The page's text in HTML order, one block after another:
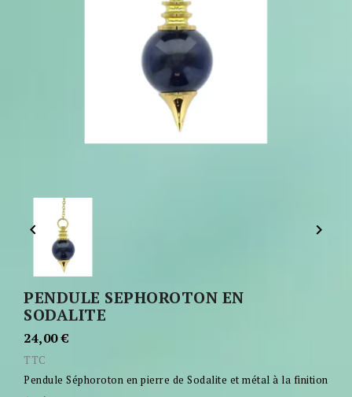
 
PENDULE SEPHOROTON EN
SODALITE
24,00 €
TTC
Pendule Séphoroton en pierre de Sodalite et métal à la finition